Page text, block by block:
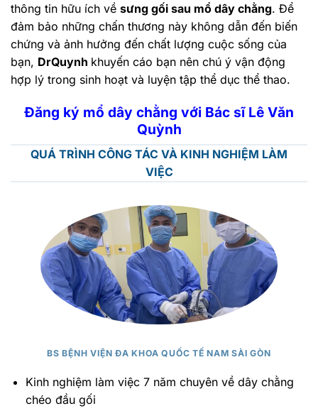
thông tin hữu ích về sưng gối sau mổ dây chằng. Để
đảm bảo những chấn thương này không dẫn đến biến
chứng và ảnh hưởng đến chất lượng cuộc sống của
bạn, DrQuynh khuyến cáo bạn nên chú ý vận động
hợp lý trong sinh hoạt và luyện tập thể dục thể thao.
Đăng ký mổ dây chằng với Bác sĩ Lê Văn
Quỳnh
QUÁ TRÌNH CÔNG TÁC VÀ KINH NGHIỆM LÀM
VIỆC
BS BỆNH VIỆN ĐA KHOA QUỐC TẾ NAM SÀI GÒN
Kinh nghiệm làm việc 7 năm chuyên về dây chằng
chéo đầu gối